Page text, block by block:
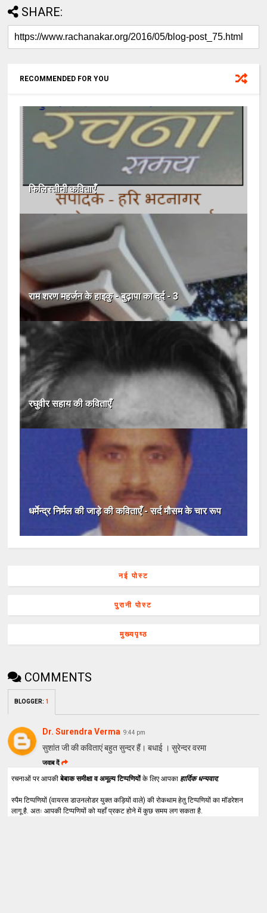
SHARE:
RECOMMENDED FOR YOU
फिलिस्तीनी कविताएँ
राम शरण महर्जन के हाइकु - बुढ़ापा का दर्द - 3
रघुवीर सहाय की कविताएँ
धर्मेन्द्र निर्मल की जाड़े की कविताएँ - सर्द मौसम के चार रूप
नई पोस्ट
पुरानी पोस्ट
मुख्यपृष्ठ
COMMENTS
BLOGGER: 1
Dr. Surendra Verma 9:44 pm
सुशांत जी की कविताएं बहुत सुन्दर हैं। बधाई । सुरेन्दर वरमा
जवाब दें
रचनाओं पर आपकीबेबाक समीक्षा व अमूल्य टिप्पणियोंके लिए आपका हार्दिक धन्यवाद.
स्पैम टिप्पणियों (वायरस डाउनलोडर युक्त कड़ियों वाले) की रोकथाम हेतु टिप्पणियों का मॉडरेशन
लागू है. अतः आपकी टिप्पणियों को यहाँ प्रकट होने में कुछ समय लग सकता है.